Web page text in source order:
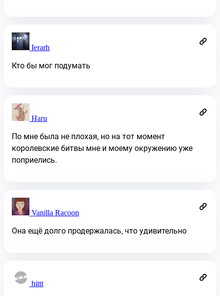
Ierarh
Кто бы мог подумать
Haru
По мне была не плохая, но на тот момент
королевские битвы мне и моему окружению уже
поприелись.
Vanilla Racoon
Она ещё долго продержалась, что удивительно
hittt